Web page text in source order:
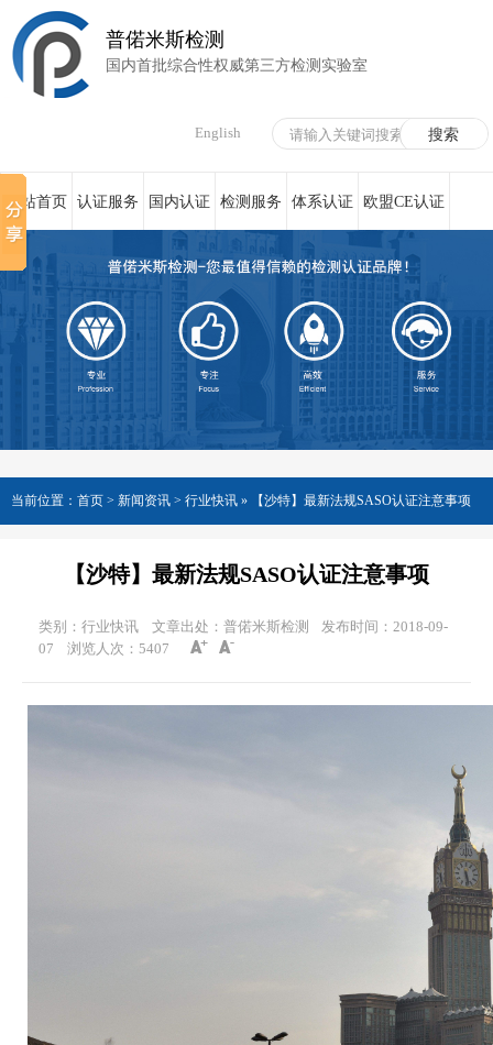
普偌米斯检测
国内首批综合性权威第三方检测实验室
English
网站首页 认证服务 国内认证 检测服务 体系认证 欧盟CE认证
荣誉资质 在线服务 新闻资讯 关于我们
当前位置： 首页 > 新闻资讯 > 行业快讯 » 【沙特】最新法规SASO认证注意事项
【沙特】最新法规SASO认证注意事项
类别：行业快讯 文章出处：普偌米斯检测
发布时间：2018-09-
07
浏览人次： 5407